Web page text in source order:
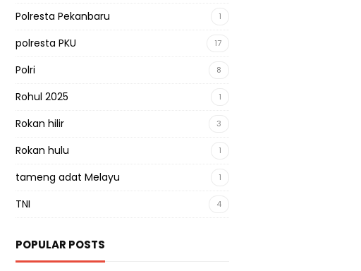
Polresta Pekanbaru 1
polresta PKU 17
Polri 8
Rohul 2025 1
Rokan hilir 3
Rokan hulu 1
tameng adat Melayu 1
TNI 4
POPULAR POSTS